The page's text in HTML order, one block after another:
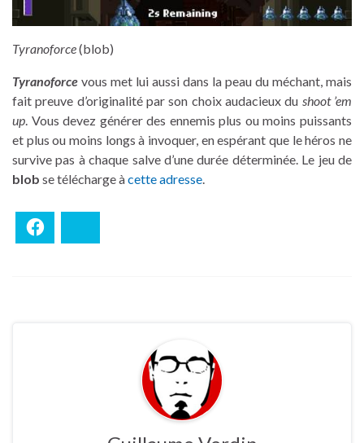
Tyranoforce(blob)
Tyranoforce vous met lui aussi dans la peau du méchant, mais
fait preuve d’originalité par son choix audacieux du shoot ’em
up . Vous devez générer des ennemis plus ou moins puissants
et plus ou moins longs à invoquer, en espérant que le héros ne
survive pas à chaque salve d’une durée déterminée. Le jeu de
blob se télécharge àcette adresse